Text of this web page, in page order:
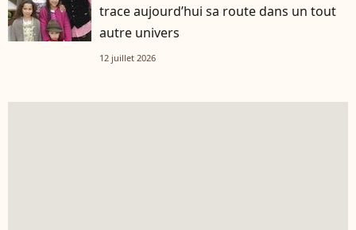
trace aujourd’hui sa route dans un tout
autre univers
12 juillet 2026